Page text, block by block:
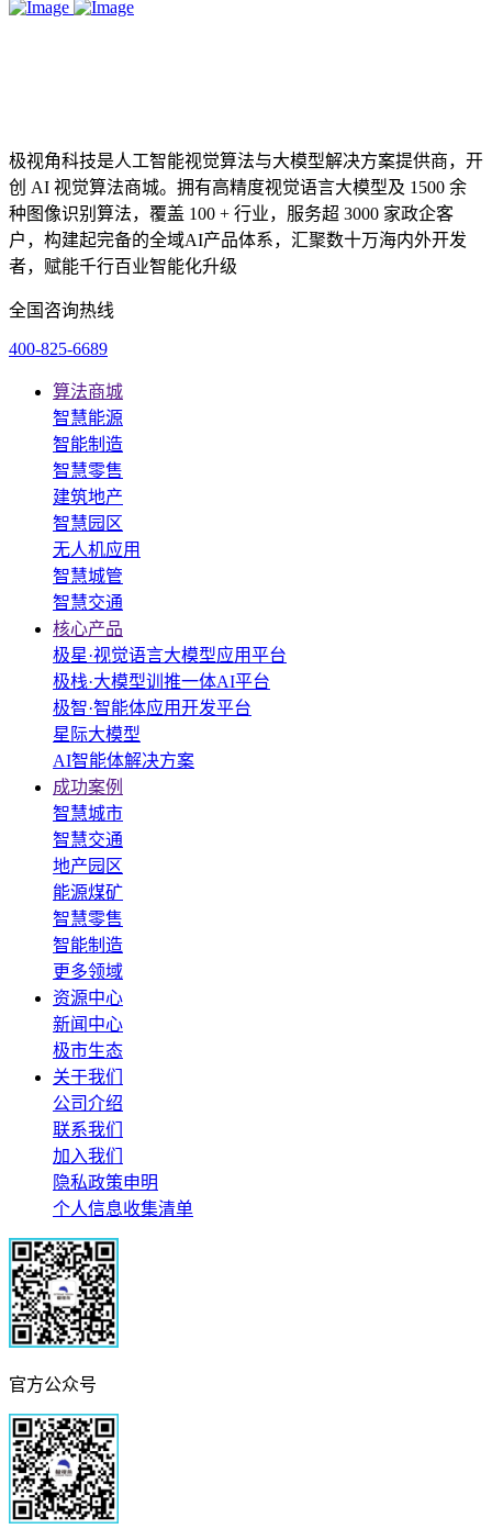
极视角科技是人工智能视觉算法与大模型解决方案提供商，开
创 AI 视觉算法商城。拥有高精度视觉语言大模型及 1500 余
种图像识别算法，覆盖 100 + 行业，服务超 3000 家政企客
户，构建起完备的全域AI产品体系，汇聚数十万海内外开发
者，赋能千行百业智能化升级
全国咨询热线
400-825-6689
算法商城
智慧能源
智能制造
智慧零售
建筑地产
智慧园区
无人机应用
智慧城管
智慧交通
核心产品
极星·视觉语言大模型应用平台
极栈·大模型训推一体AI平台
极智·智能体应用开发平台
星际大模型
AI智能体解决方案
成功案例
智慧城市
智慧交通
地产园区
能源煤矿
智慧零售
智能制造
更多领域
资源中心
新闻中心
极市生态
关于我们
公司介绍
联系我们
加入我们
隐私政策申明
个人信息收集清单
官方公众号